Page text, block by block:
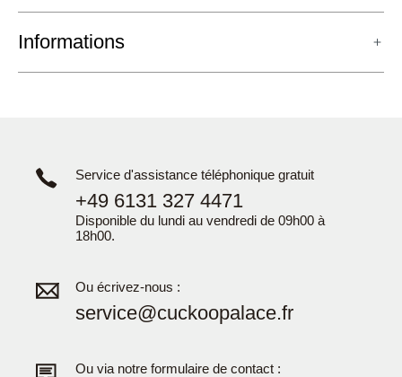
Informations
Service d'assistance téléphonique gratuit
+49 6131 327 4471
Disponible du lundi au vendredi de 09h00 à
18h00.
Ou écrivez-nous :
service@cuckoopalace.fr
Ou via notre formulaire de contact :